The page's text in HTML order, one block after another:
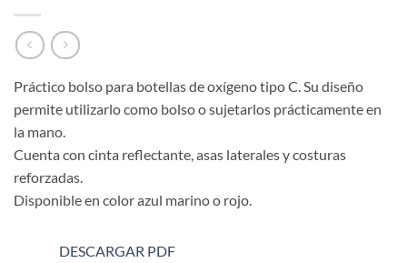
Práctico bolso para botellas de oxígeno tipo C. Su diseño
permite utilizarlo como bolso o sujetarlos prácticamente en
la mano.
Cuenta con cinta reflectante, asas laterales y costuras
reforzadas.
Disponible en color azul marino o rojo.
DESCARGAR PDF